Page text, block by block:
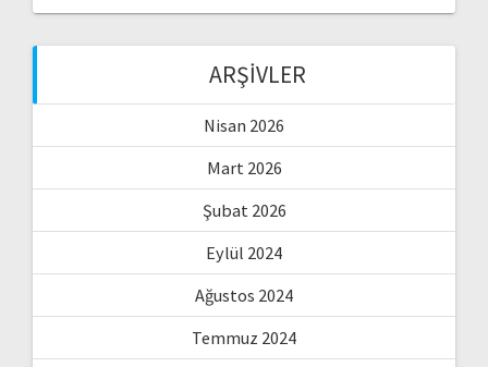
ARŞIVLER
Nisan 2026
Mart 2026
Şubat 2026
Eylül 2024
Ağustos 2024
Temmuz 2024